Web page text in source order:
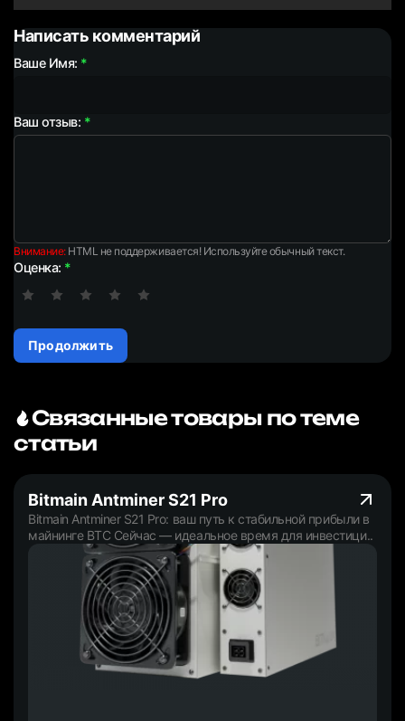
Написать комментарий
Ваше Имя:
Ваш отзыв:
Внимание:HTML не поддерживается! Используйте обычный текст.
Оценка:
Продолжить
Связанные товары по теме
статьи
Bitmain Antminer S21 Pro
Bitmain Antminer S21 Pro: ваш путь к стабильной прибыли в
майнинге BTC Сейчас — идеальное время для инвестици..